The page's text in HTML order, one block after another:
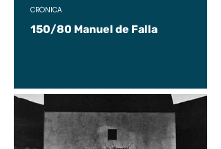
150/80 Manuel de Falla
CRÓNICA